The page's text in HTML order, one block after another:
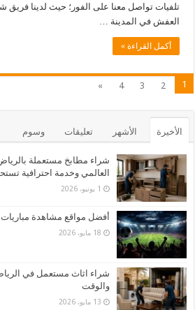
تلفيات تواصل معنا على الفور؛ حيث لدينا
العفش في المدينة …
أكمل القراءة »
1
2
3
4
»
الأخيرة الأشهر تعليقات وسوم
شراء مطابخ مستعملة
العالمي وخدمة احترافية
1 يونيو، 2026
أفضل مواقع مشاهدة
18 مايو، 2026
شراء اثاث مستعمل في
والوقت
13 مايو، 2026